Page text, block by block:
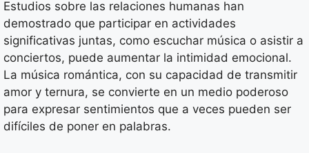
Estudios sobre las relaciones humanas han
demostrado que participar en actividades
significativas juntas, como escuchar música o asistir a
conciertos, puede aumentar la intimidad emocional.
La música romántica, con su capacidad de transmitir
amor y ternura, se convierte en un medio poderoso
para expresar sentimientos que a veces pueden ser
difíciles de poner en palabras.